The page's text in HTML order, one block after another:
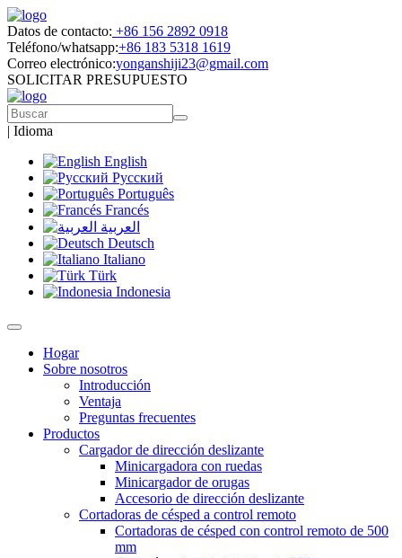
Datos de contacto: +86 156 2892 0918
Teléfono/whatsapp:+86 183 5318 1619
Correo electrónico:yonganshiji23@gmail.com
SOLICITAR PRESUPUESTO
| Idioma
English
Русский
Português
Francés
العربية
Deutsch
Italiano
Türk
Indonesia
Hogar
Sobre nosotros
Introducción
Ventaja
Preguntas frecuentes
Productos
Cargador de dirección deslizante
Minicargadora con ruedas
Minicargador de orugas
Accesorio de dirección deslizante
Cortadoras de césped a control remoto
Cortadoras de césped con control remoto de 500
mm